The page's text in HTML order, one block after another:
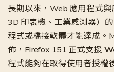
長期以來，Web 應用程式
3D 印表機、工業感測器）
程式或橋接軟體才能達成。
佈，Firefox 151 正式支援
程式能夠在取得使用者授權